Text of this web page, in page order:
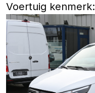
Voertuig kenmerk: